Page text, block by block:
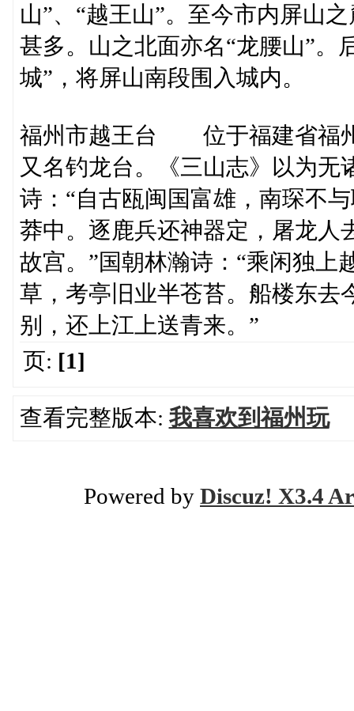
山”、“越王山”。至今市内屏山
甚多。山之北面亦名“龙腰山”。
城”，将屏山南段围入城内。
福州市越王台 位于福建省福州
又名钓龙台。《三山志》以为
诗：“自古瓯闽国富雄，南琛不
莽中。逐鹿兵还神器定，屠龙人
故宫。”国朝林瀚诗：“乘闲独上
草，考亭旧业半苍苔。船楼东去
别，还上江上送青来。”
页: [1]
查看完整版本: 我喜欢到福州玩
Powered by Discuz! X3.4